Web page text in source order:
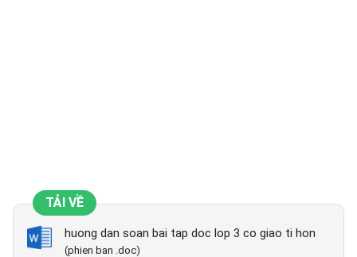
TẢI VỀ
huong dan soan bai tap doc lop 3 co giao ti hon
(phien ban .doc)